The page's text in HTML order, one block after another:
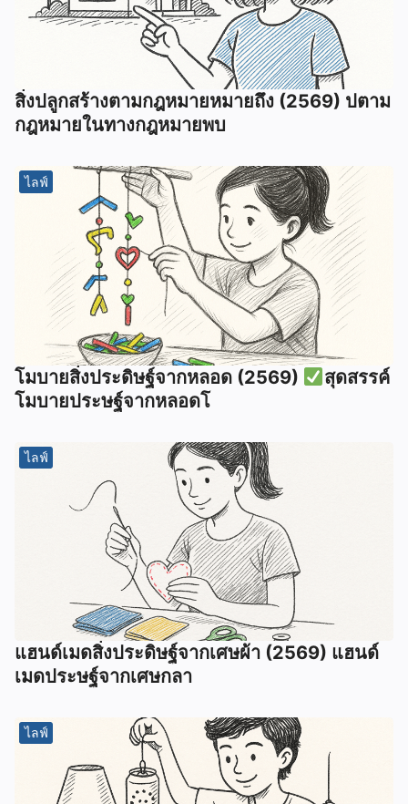
สิ่งปลูกสร้างตามกฎหมายหมายถึง (2569) ปตาม
กฎหมายในทางกฎหมายพบ
ไลฟ์
โมบายสิ่งประดิษฐ์จากหลอด (2569)
สุดสรรค์
โมบายประษฐ์จากหลอดโ
ไลฟ์
แฮนด์เมดสิ่งประดิษฐ์จากเศษผ้า (2569) แฮนด์
เมดประษฐ์จากเศษกลา
ไลฟ์